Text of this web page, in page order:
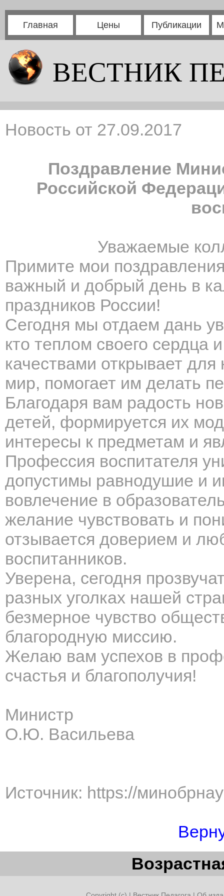
Главная Цены Публикации
ВЕСТНИК
Новость от 27.09.2017
Поздравление
Российской
Уважаемые
Примите мои
важный и добрый день в
праздников России!
Сегодня мы отдаем дань
кто теплом своего сердца
качествами открывает
мир, помогает им делать
Благодаря вам радость
детей, формируется их
интересы к предметам и
Профессия воспитателя
допустимы равнодушие и
вовлечение в
желание чувствовать и
отзывается доверием и
воспитанников.
Уверена, сегодня
разных уголках нашей
безмерное чувство
благородную миссию.
Желаю вам успехов в
счастья и благополучия!
Министр
О.Ю. Васильева
Источник: https://